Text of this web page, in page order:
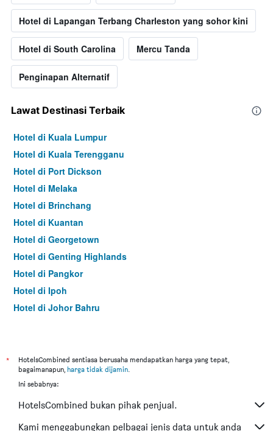
Hotel di Lapangan Terbang Charleston yang sohor kini
Hotel di South Carolina Mercu Tanda
Penginapan Alternatif
Lawat Destinasi Terbaik
Hotel di Kuala Lumpur
Hotel di Kuala Terengganu
Hotel di Port Dickson
Hotel di Melaka
Hotel di Brinchang
Hotel di Kuantan
Hotel di Georgetown
Hotel di Genting Highlands
Hotel di Pangkor
Hotel di Ipoh
Hotel di Johor Bahru
Hotel di Kuching
Hotel di Tokyo
Hotel di Bangkok
Hotel di Putrajaya
*
HotelsCombined sentiasa berusaha mendapatkan harga yang tepat,
bagaimanapun, harga tidak dijamin.
Ini sebabnya:
HotelsCombined bukan pihak penjual.
Kami menggabungkan pelbagai jenis data untuk anda